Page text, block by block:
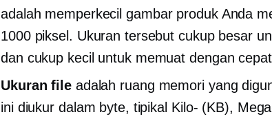
adalah memperkecil gambar produk Anda
1000 piksel. Ukuran tersebut cukup besar
dan cukup kecil untuk memuat dengan
Ukuran fileadalah ruang memori yang
ini diukur dalam byte, tipikal Kilo- (KB),